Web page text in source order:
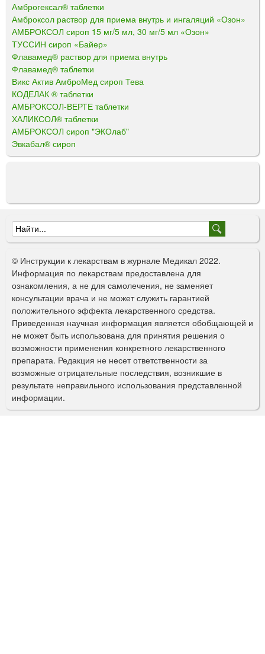
Амброгексал® таблетки
Амброксол раствор для приема внутрь и ингаляций «Озон»
АМБРОКСОЛ сироп 15 мг/5 мл, 30 мг/5 мл «Озон»
ТУССИН сироп «Байер»
Флавамед® раствор для приема внутрь
Флавамед® таблетки
Викс Актив АмброМед сироп Тева
КОДЕЛАК ® таблетки
АМБРОКСОЛ-ВЕРТЕ таблетки
ХАЛИКСОЛ® таблетки
АМБРОКСОЛ сироп "ЭКОлаб"
Эвкабал® сироп
Ф
о
р
м
а
п
о
и
с
к
© Инструкции к лекарствам в журнале Медикал 2022.
Информация по лекарствам предоставлена для
ознакомления, а не для самолечения, не заменяет
консультации врача и не может служить гарантией
положительного эффекта лекарственного средства.
Приведенная научная информация является обобщающей и
не может быть использована для принятия решения о
возможности применения конкретного лекарственного
препарата. Редакция не несет ответственности за
возможные отрицательные последствия, возникшие в
результате неправильного использования представленной
информации.